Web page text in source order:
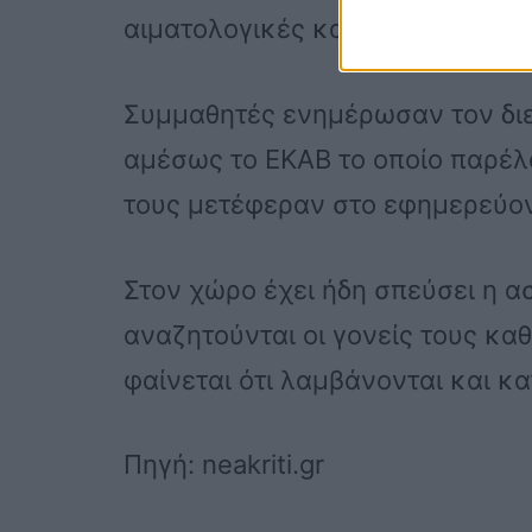
αιματολογικές και
Συμμαθητές ενημέρωσαν τον
αμέσως το ΕΚΑΒ το οποίο
τους μετέφεραν στο
Στον χώρο έχει ήδη σπεύσει η
αναζητούνται οι γονείς τους
φαίνεται ότι λαμβάνονται και
Πηγή: neakriti.gr